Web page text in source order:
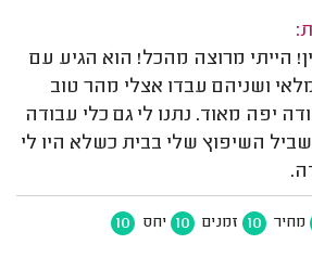
הייתי מרוצה מהכל! הוא הגיע עם
ושניהם עבדו אצלי מהר טוב
יפה מאוד. נתנו לי גם כלי עבודה
השיפוץ שלי בבית כשלא היו לי
מחיר 10 זמנים 10 יחס 10